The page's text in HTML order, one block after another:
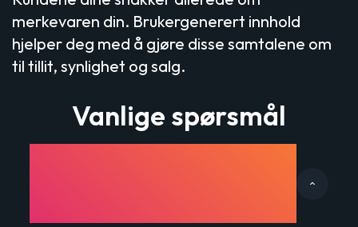
merkevaren din. Brukergenerert innhold
hjelper deg med å gjøre disse samtalene om
til tillit, synlighet og salg.
Vanlige spørsmål